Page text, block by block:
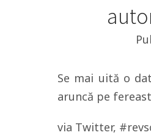
Se mai uită o
aruncă pe
via Twitter,